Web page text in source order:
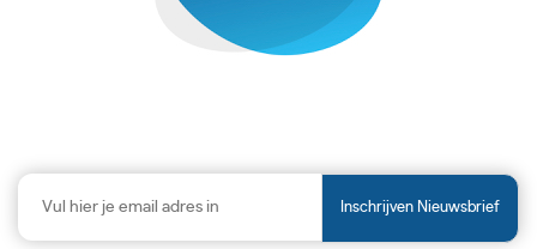
Inschrijven Nieuwsbrief